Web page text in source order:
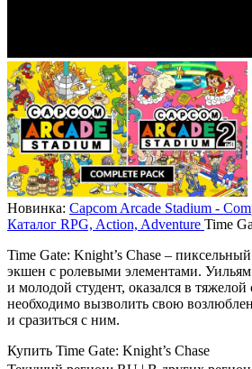
Новинка: Capcom Arcade Stadium -
Каталог RPG, Action, Adventure Time
Time Gate: Knight’s Chase –
экшен с ролевыми элементами.
и молодой студент, оказался в
необходимо вызволить свою
и сразиться с ним.
Купить Time Gate: Knight’s Chase